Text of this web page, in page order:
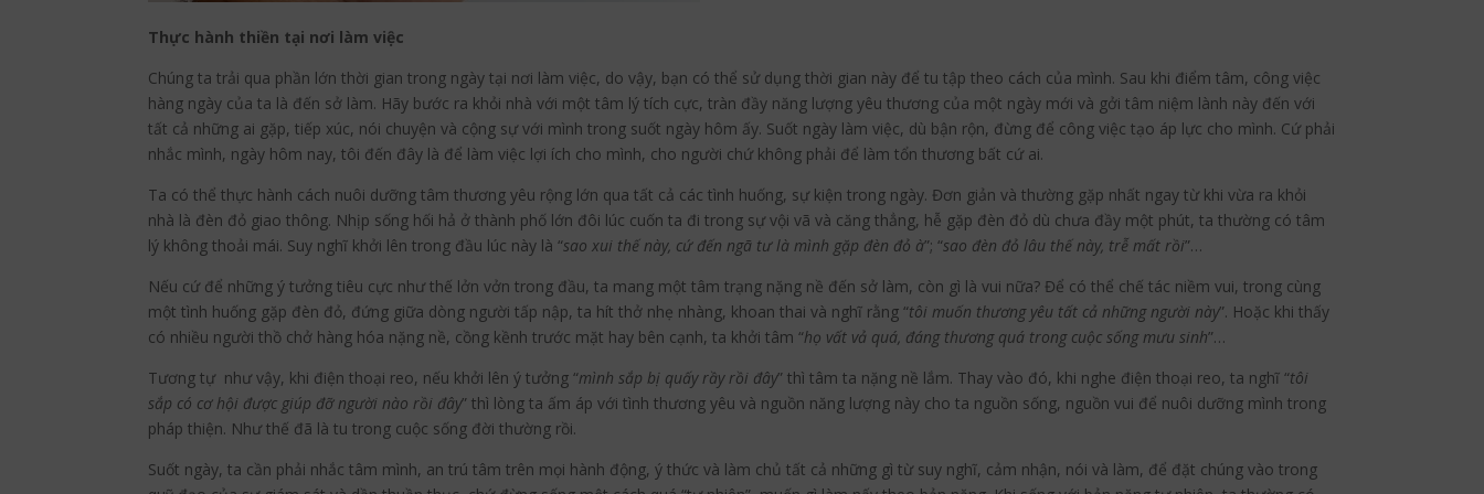
Thực hành thiền tại nơi làm việc
Chúng ta trải qua phần lớn thời gian trong ngày tại nơi làm việc, do vậy, bạn có thể sử dụng thời gian này để tu tập theo cách của mình. Sau khi điểm tâm, công việc
hàng ngày của ta là đến sở làm. Hãy bước ra khỏi nhà với một tâm lý tích cực, tràn đầy năng lượng yêu thương của một ngày mới và gởi tâm niệm lành này đến với
tất cả những ai gặp, tiếp xúc, nói chuyện và cộng sự với mình trong suốt ngày hôm ấy. Suốt ngày làm việc, dù bận rộn, đừng để công việc tạo áp lực cho mình. Cứ phải
nhắc mình, ngày hôm nay, tôi đến đây là để làm việc lợi ích cho mình, cho người chứ không phải để làm tổn thương bất cứ ai.
Ta có thể thực hành cách nuôi dưỡng tâm thương yêu rộng lớn qua tất cả các tình huống, sự kiện trong ngày. Đơn giản và thường gặp nhất ngay từ khi vừa ra khỏi
nhà là đèn đỏ giao thông. Nhịp sống hối hả ở thành phố lớn đôi lúc cuốn ta đi trong sự vội vã và căng thẳng, hễ gặp đèn đỏ dù chưa đầy một phút, ta thường có tâm
lý không thoải mái. Suy nghĩ khởi lên trong đầu lúc này là “sao xui thế này, cứ đến ngã tư là mình gặp đèn đỏ à”; “sao đèn đỏ lâu thế này, trễ mất rồi”…
Nếu cứ để những ý tưởng tiêu cực như thế lởn vởn trong đầu, ta mang một tâm trạng nặng nề đến sở làm, còn gì là vui nữa? Để có thể chế tác niềm vui, trong cùng
một tình huống gặp đèn đỏ, đứng giữa dòng người tấp nập, ta hít thở nhẹ nhàng, khoan thai và nghĩ rằng “tôi muốn thương yêu tất cả những người này”. Hoặc khi thấy
có nhiều người thồ chở hàng hóa nặng nề, cồng kềnh trước mặt hay bên cạnh, ta khởi tâm “họ vất vả quá, đáng thương quá trong cuộc sống mưu sinh”…
Tương tự như vậy, khi điện thoại reo, nếu khởi lên ý tưởng “mình sắp bị quấy rầy rồi đây” thì tâm ta nặng nề lắm. Thay vào đó, khi nghe điện thoại reo, ta nghĩ “tôi
sắp có cơ hội được giúp đỡ người nào rồi đây” thì lòng ta ấm áp với tình thương yêu và nguồn năng lượng này cho ta nguồn sống, nguồn vui để nuôi dưỡng mình trong
pháp thiện. Như thế đã là tu trong cuộc sống đời thường rồi.
Suốt ngày, ta cần phải nhắc tâm mình, an trú tâm trên mọi hành động, ý thức và làm chủ tất cả những gì từ suy nghĩ, cảm nhận, nói và làm, để đặt chúng vào trong